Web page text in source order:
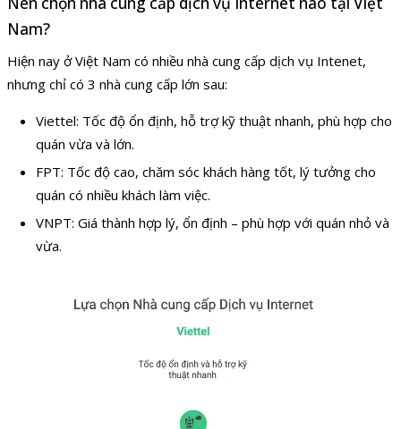
Nam?
Hiện nay ở Việt Nam có nhiều nhà cung cấp dịch vụ Intenet,
nhưng chỉ có 3 nhà cung cấp lớn sau:
Viettel: Tốc độ ổn định, hỗ trợ kỹ thuật nhanh, phù hợp cho
quán vừa và lớn.
FPT: Tốc độ cao, chăm sóc khách hàng tốt, lý tưởng cho
quán có nhiều khách làm việc.
VNPT: Giá thành hợp lý, ổn định – phù hợp với quán nhỏ và
vừa.